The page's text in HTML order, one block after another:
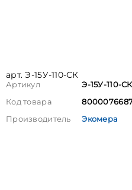
арт. Э-15У-110-СК
Артикул
Э-15У-110-СК
Код товара
Производитель
Экомера